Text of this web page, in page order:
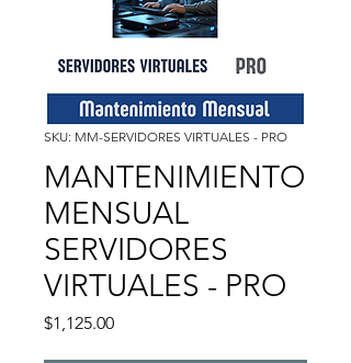
SKU: MM-SERVIDORES VIRTUALES - PRO
MANTENIMIENTO
MENSUAL
SERVIDORES
VIRTUALES - PRO
$1,125.00Precio